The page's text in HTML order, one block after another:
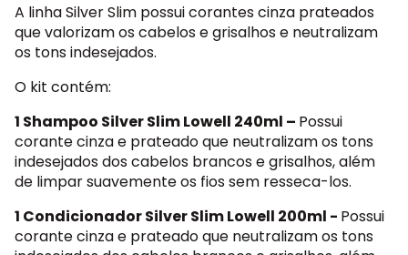
A linha Silver Slim possui corantes cinza prateados
que valorizam os cabelos e grisalhos e neutralizam
os tons indesejados.
O kit contém:
1 Shampoo Silver Slim Lowell 240ml – Possui
corante cinza e prateado que neutralizam os tons
indesejados dos cabelos brancos e grisalhos, além
de limpar suavemente os fios sem resseca-los.
1 Condicionador Silver Slim Lowell 200ml - Possui
corante cinza e prateado que neutralizam os tons